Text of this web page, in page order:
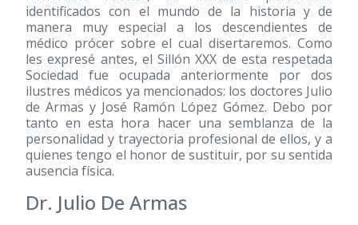
identificados con el mundo de la historia y de
manera muy especial a los descendientes de
médico prócer sobre el cual disertaremos. Como
les expresé antes, el Sillón XXX de esta respetada
Sociedad fue ocupada anteriormente por dos
ilustres médicos ya mencionados: los doctores Julio
de Armas y José Ramón López Gómez. Debo por
tanto en esta hora hacer una semblanza de la
personalidad y trayectoria profesional de ellos, y a
quienes tengo el honor de sustituir, por su sentida
ausencia física.
Dr. Julio De Armas